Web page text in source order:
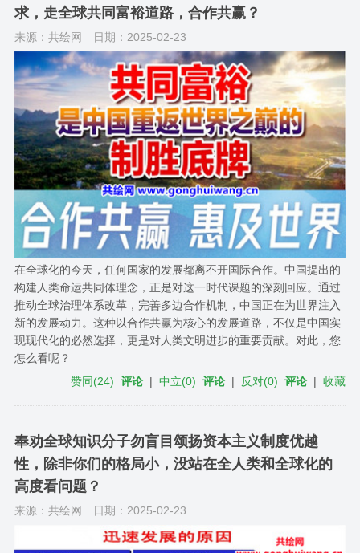
求，走全球共同富裕道路，合作共赢？
来源：共绘网 日期：2025-02-23
在全球化的今天，任何国家的发展都离不开国际合作。中国提出的
构建人类命运共同体理念，正是对这一时代课题的深刻回应。通过
推动全球治理体系改革，完善多边合作机制，中国正在为世界注入
新的发展动力。这种以合作共赢为核心的发展道路，不仅是中国实
现现代化的必然选择，更是对人类文明进步的重要贡献。对此，您
怎么看呢？
赞同(24) 评论 |中立(0) 评论 | 反对(0) 评论 |收藏
奉劝全球知识分子勿盲目颂扬资本主义制度优越
性，除非你们的格局小，没站在全人类和全球化的
高度看问题？
来源：共绘网 日期：2025-02-23